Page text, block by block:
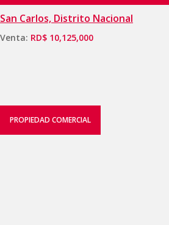
San Carlos, Distrito Nacional
Venta: RD$ 10,125,000
PROPIEDAD COMERCIAL